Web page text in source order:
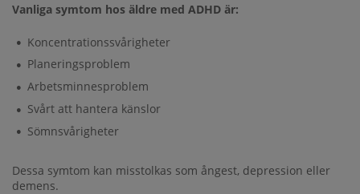
Vanliga symtom hos äldre med ADHD är:
Koncentrationssvårigheter
Planeringsproblem
Arbetsminnesproblem
Svårt att hantera känslor
Sömnsvårigheter
Dessa symtom kan misstolkas som ångest, depression eller
demens.